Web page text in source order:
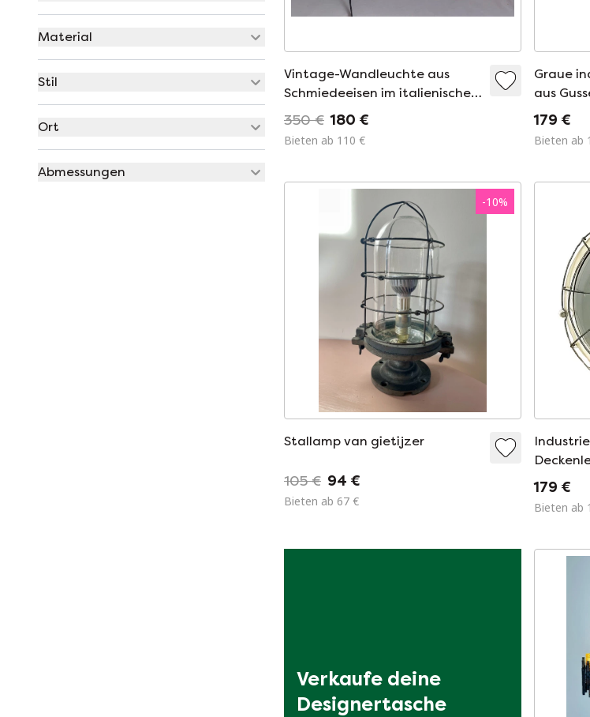
Material
Stil
Ort
Abmessungen
Vintage-Wandleuchte aus
Schmiedeeisen im italienischen
Florentiner Stil (Wandarm)
350 € 180 €
Bieten ab 110 €
Graue
aus
1960er
179 €
Bieten ab
-10%
Stallamp van gietijzer
105 € 94 €
Bieten ab 67 €
1970er
179 €
Bieten ab
Verkaufe deine
Designertasche